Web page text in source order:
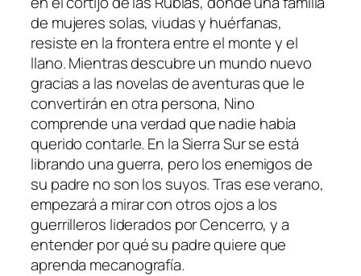
de mujeres solas, viudas y huérfanas,
resiste en la frontera entre el monte y el
llano. Mientras descubre un mundo nuevo
gracias a las novelas de aventuras que le
convertirán en otra persona, Nino
comprende una verdad que nadie había
querido contarle. En la Sierra Sur se está
librando una guerra, pero los enemigos de
su padre no son los suyos. Tras ese verano,
empezará a mirar con otros ojos a los
guerrilleros liderados por Cencerro, y a
entender por qué su padre quiere que
aprenda mecanografía.